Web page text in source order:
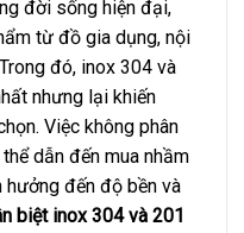
đời sống hiện đại,
từ đồ gia dụng, nội
đó, inox 304 và
nhưng lại khiến
Việc không phân
dẫn đến mua nhầm
hưởng đến độ bền và
biệt inox 304 và 201